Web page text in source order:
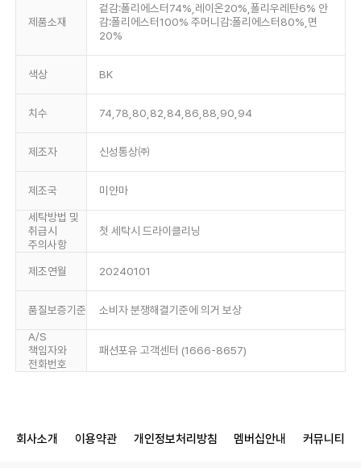
제품소재
겉감:폴리에스터74%,레이온20%,폴리우레탄6% 안
감:폴리에스터100% 주머니감:폴리에스터80%,면
20%
색상 BK
치수 74,78,80,82,84,86,88,90,94
제조자 신성통상㈜
제조국 미얀마
세탁방법 및
취급시
주의사항
첫 세탁시 드라이클리닝
제조연월 20240101
품질보증기준 소비자 분쟁해결기준에 의거 보상
A/S
책임자와
전화번호
패션포유 고객센터 (1666-8657)
회사소개 이용약관 개인정보처리방침 멤버십안내 커뮤니티